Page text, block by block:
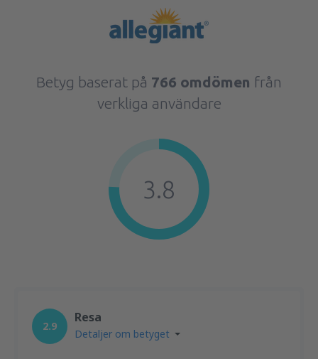
Betyg baserat på 766 omdömen från
verkliga användare
3.8
2.9
Resa
Detaljer om betyget